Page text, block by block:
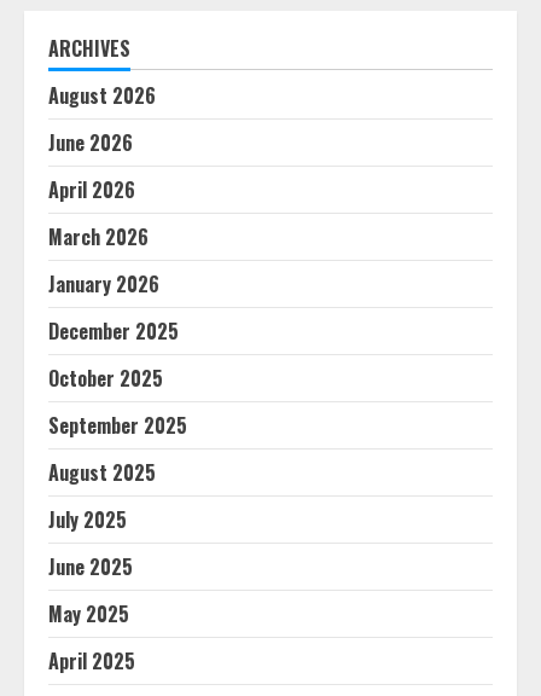
ARCHIVES
August 2026
June 2026
April 2026
March 2026
January 2026
December 2025
October 2025
September 2025
August 2025
July 2025
June 2025
May 2025
April 2025